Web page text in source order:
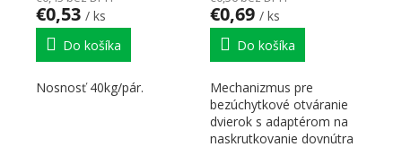
€0,53 / ks
Do košíka
Nosnosť 40kg/pár.
€0,69 / ks
Do košíka
Mechanizmus pre
bezúchytkové otváranie
dvierok s adaptérom na
naskrutkovanie dovnútra